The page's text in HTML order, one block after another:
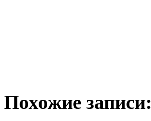
Похожие записи: